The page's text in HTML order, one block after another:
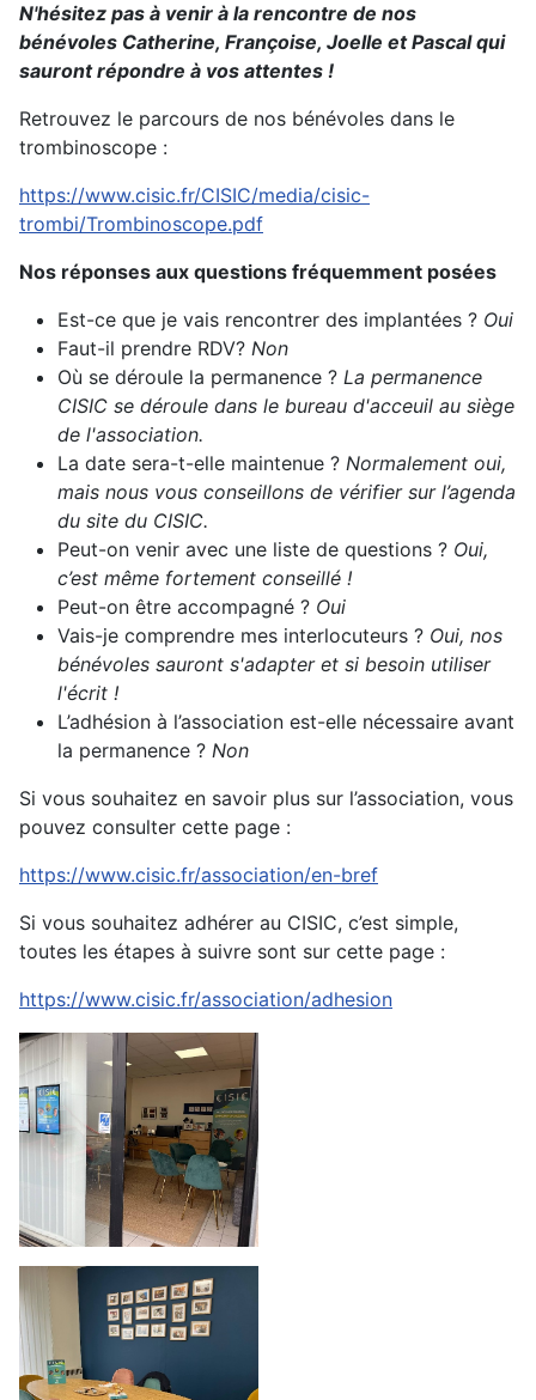
N'hésitez pas à venir à la rencontre de nos
bénévoles Catherine, Françoise, Joelle et Pascal qui
sauront répondre à vos attentes !
Retrouvez le parcours de nos bénévoles dans le
trombinoscope :
https://www.cisic.fr/CISIC/media/cisic-
trombi/Trombinoscope.pdf
Nos réponses aux questions fréquemment posées
Est-ce que je vais rencontrer des implantées ? Oui
Faut-il prendre RDV? Non
Où se déroule la permanence ? La permanence
CISIC se déroule dans le bureau d'acceuil au siège
de l'association.
La date sera-t-elle maintenue ? Normalement oui,
mais nous vous conseillons de vérifier sur l’agenda
du site du CISIC.
Peut-on venir avec une liste de questions ? Oui,
c’est même fortement conseillé !
Peut-on être accompagné ? Oui
Vais-je comprendre mes interlocuteurs ? Oui, nos
bénévoles sauront s'adapter et si besoin utiliser
l'écrit !
L’adhésion à l’association est-elle nécessaire avant
la permanence ? Non
Si vous souhaitez en savoir plus sur l’association, vous
pouvez consulter cette page :
https://www.cisic.fr/association/en-bref
Si vous souhaitez adhérer au CISIC, c’est simple,
toutes les étapes à suivre sont sur cette page :
https://www.cisic.fr/association/adhesion